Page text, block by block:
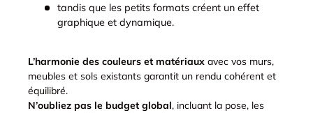
tandis que les petits formats créent un effet
graphique et dynamique.
L’harmonie des couleurs et matériaux avec vos murs,
meubles et sols existants garantit un rendu cohérent et
équilibré.
N’oubliez pas le budget global, incluant la pose, les